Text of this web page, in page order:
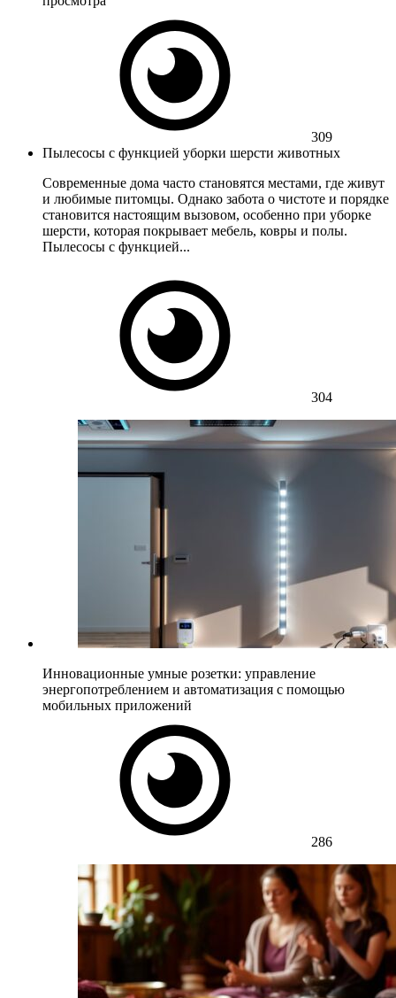
309
Пылесосы с функцией уборки шерсти животных
Современные дома часто становятся местами, где живут
и любимые питомцы. Однако забота о чистоте и порядке
становится настоящим вызовом, особенно при уборке
шерсти, которая покрывает мебель, ковры и полы.
Пылесосы с функцией...
304
Инновационные умные розетки: управление
энергопотреблением и автоматизация с помощью
мобильных приложений
286